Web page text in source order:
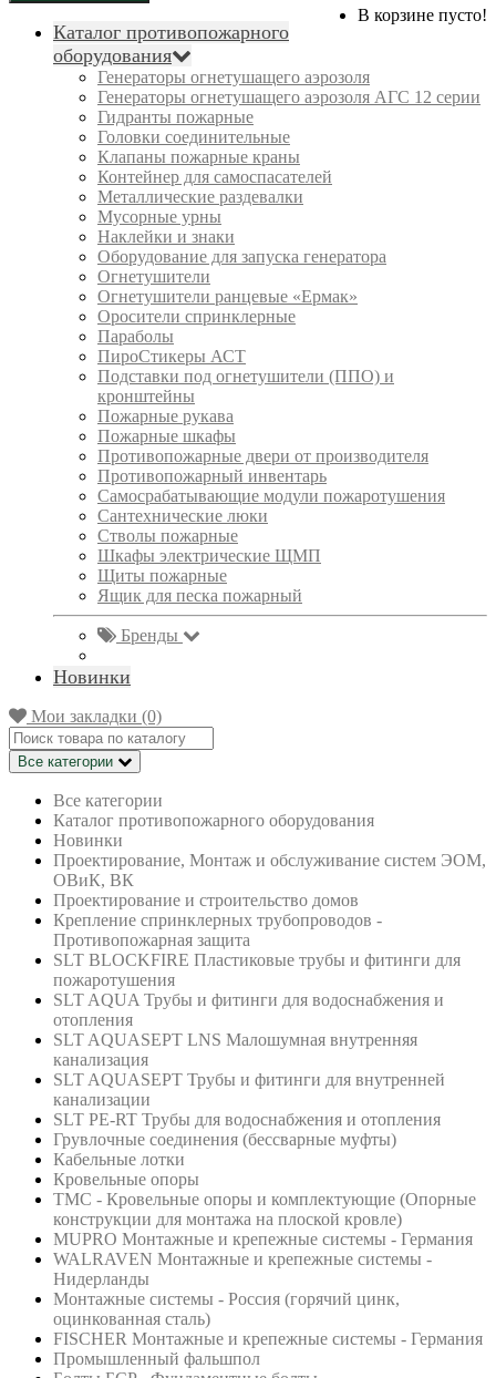
В корзине пусто!
Каталог противопожарного
оборудования
Генераторы огнетушащего аэрозоля
Генераторы огнетушащего аэрозоля АГС 12 серии
Гидранты пожарные
Головки соединительные
Клапаны пожарные краны
Контейнер для самоспасателей
Металлические раздевалки
Мусорные урны
Наклейки и знаки
Оборудование для запуска генератора
Огнетушители
Огнетушители ранцевые «Ермак»
Оросители спринклерные
Параболы
ПироСтикеры АСТ
Подставки под огнетушители (ППО) и
кронштейны
Пожарные рукава
Пожарные шкафы
Противопожарные двери от производителя
Противопожарный инвентарь
Самосрабатывающие модули пожаротушения
Сантехнические люки
Стволы пожарные
Шкафы электрические ЩМП
Щиты пожарные
Ящик для песка пожарный
Бренды
Новинки
Мои закладки (0)
Все категории
Все категории
Каталог противопожарного оборудования
Новинки
Проектирование, Монтаж и обслуживание систем ЭОМ,
ОВиК, ВК
Проектирование и строительство домов
Крепление спринклерных трубопроводов -
Противопожарная защита
SLT BLOCKFIRE Пластиковые трубы и фитинги для
пожаротушения
SLT AQUA Трубы и фитинги для водоснабжения и
отопления
SLT AQUASEPT LNS Малошумная внутренняя
канализация
SLT AQUASEPT Трубы и фитинги для внутренней
канализации
SLT PE-RT Трубы для водоснабжения и отопления
Грувлочные соединения (бессварные муфты)
Кабельные лотки
Кровельные опоры
ТМС - Кровельные опоры и комплектующие (Опорные
конструкции для монтажа на плоской кровле)
MUPRO Монтажные и крепежные системы - Германия
WALRAVEN Монтажные и крепежные системы -
Нидерланды
Монтажные системы - Россия (горячий цинк,
оцинкованная сталь)
FISCHER Монтажные и крепежные системы - Германия
Промышленный фальшпол